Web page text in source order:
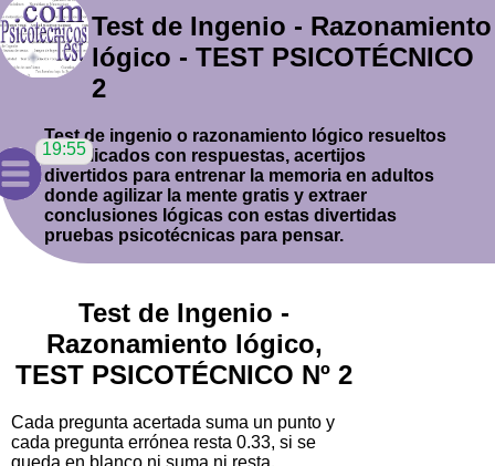
Test de Ingenio - Razonamiento
lógico - TEST PSICOTÉCNICO
2
Test de ingenio o razonamiento lógico resueltos
y explicados con respuestas, acertijos
divertidos para entrenar la memoria en adultos
donde agilizar la mente gratis y extraer
conclusiones lógicas con estas divertidas
pruebas psicotécnicas para pensar.
Test de Ingenio -
Razonamiento lógico,
TEST PSICOTÉCNICO Nº 2
Cada pregunta acertada suma un punto y
cada pregunta errónea resta 0.33, si se